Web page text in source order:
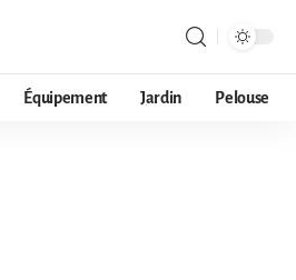
Équipement Jardin Pelouse